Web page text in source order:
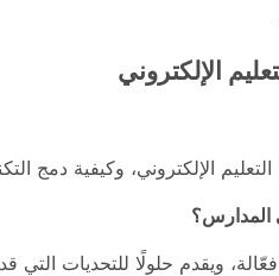
الإلكتروني
الإلكتروني، وكيفية دمج
ويقدم حلولًا للتحديات التي